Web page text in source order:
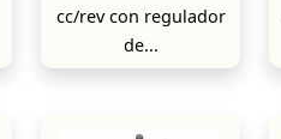
cc/rev con regulador
de...